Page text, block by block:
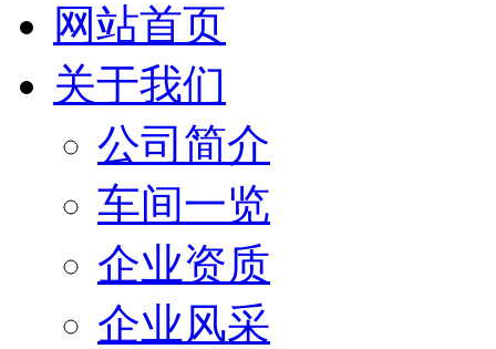
网站首页
关于我们
公司简介
车间一览
企业资质
企业风采